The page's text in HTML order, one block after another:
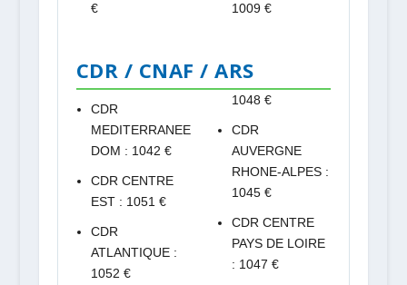
€
1009 €
CDR / CNAF / ARS
CDR
MEDITERRANEE
DOM : 1042 €
CDR CENTRE
EST : 1051 €
CDR
ATLANTIQUE :
1052 €
1048 €
CDR
AUVERGNE
RHONE-ALPES :
1045 €
CDR CENTRE
PAYS DE LOIRE
: 1047 €